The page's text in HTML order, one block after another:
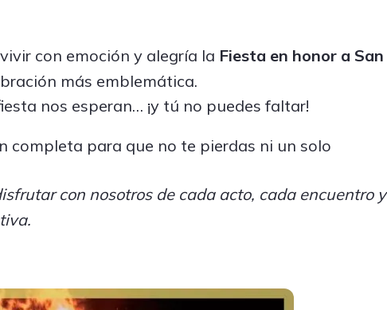
con emoción y alegría la Fiesta en honor a San
más emblemática.
nos esperan… ¡y tú no puedes faltar!
completa para que no te pierdas ni un solo
con nosotros de cada acto, cada encuentro y